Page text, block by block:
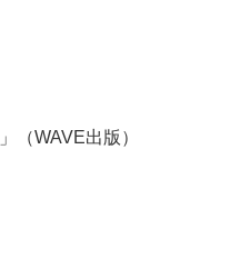
」（WAVE出版）